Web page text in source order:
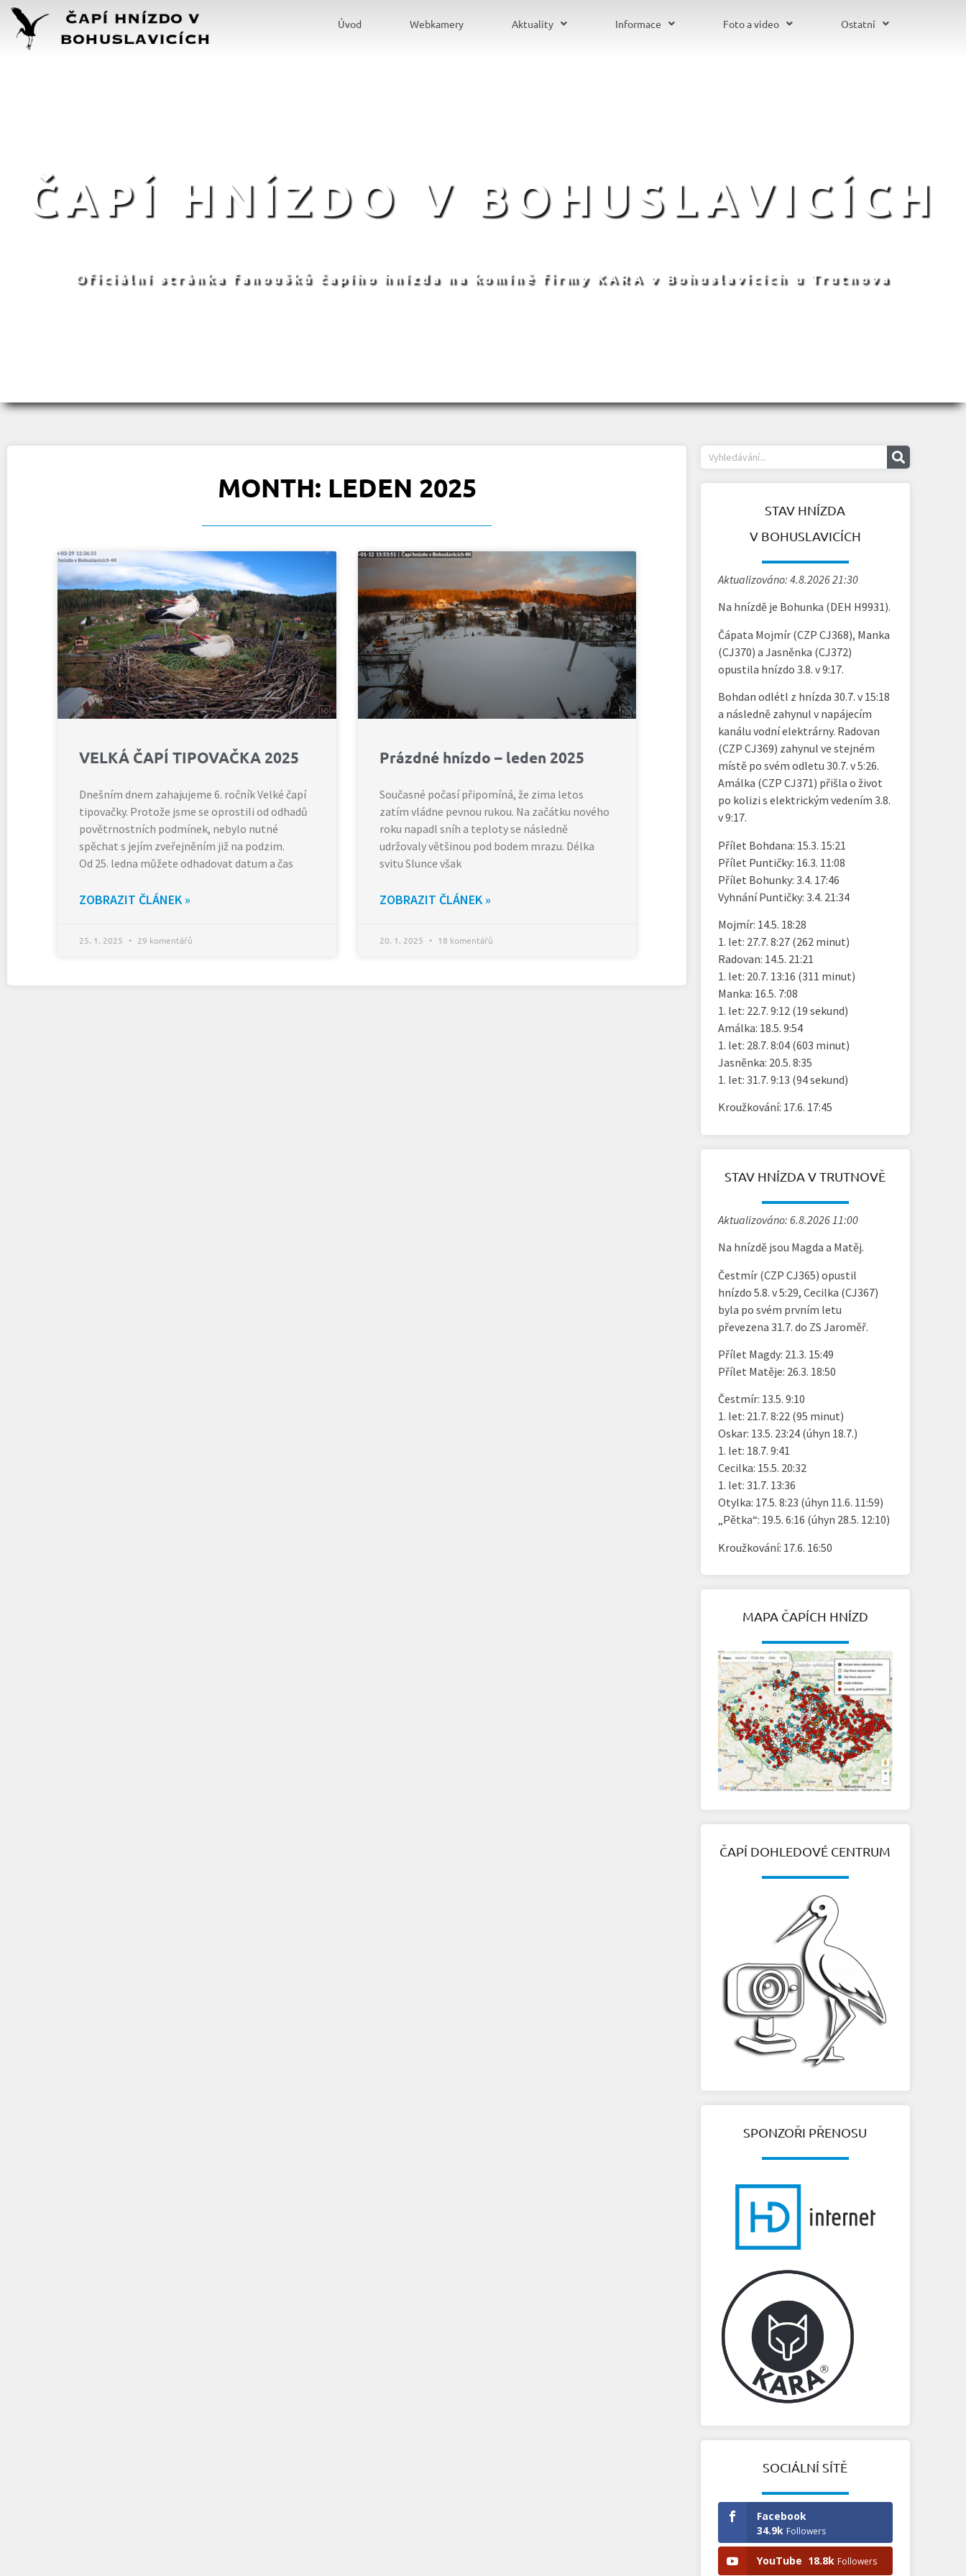
Úvod Webkamery Aktuality Informace Foto a video Ostatní
ČAPÍ HNÍZDO V BOHUSLAVICÍCH
Oficiální stránka fanoušků čapího hnízda na komíně firmy KARA v Bohuslavicích u Trutnova
MONTH: LEDEN 2025
VELKÁ ČAPÍ TIPOVAČKA 2025
Dnešním dnem zahajujeme 6. ročník Velké čapí
tipovačky. Protože jsme se oprostili od odhadů
povětrnostních podmínek, nebylo nutné
spěchat s jejím zveřejněním již na podzim.
Od 25. ledna můžete odhadovat datum a čas
ZOBRAZIT ČLÁNEK »
25. 1. 2025 29 komentářů
Prázdné hnízdo – leden 2025
Současné počasí připomíná, že zima letos
zatím vládne pevnou rukou. Na začátku nového
roku napadl sníh a teploty se následně
udržovaly většinou pod bodem mrazu. Délka
svitu Slunce však
ZOBRAZIT ČLÁNEK »
20. 1. 2025 18 komentářů
STAV HNÍZDA
V BOHUSLAVICÍCH
Aktualizováno: 4.8.2026 21:30
Na hnízdě je Bohunka (DEH H9931).
Čápata Mojmír (CZP CJ368), Manka
(CJ370) a Jasněnka (CJ372)
opustila hnízdo 3.8. v 9:17.
Bohdan odlétl z hnízda 30.7. v 15:18
a následně zahynul v napájecím
kanálu vodní elektrárny. Radovan
(CZP CJ369) zahynul ve stejném
místě po svém odletu 30.7. v 5:26.
Amálka (CZP CJ371) přišla o život
po kolizi s elektrickým vedením 3.8.
v 9:17.
Přílet Bohdana: 15.3. 15:21
Přílet Puntičky: 16.3. 11:08
Přílet Bohunky: 3.4. 17:46
Vyhnání Puntičky: 3.4. 21:34
Mojmír: 14.5. 18:28
1. let: 27.7. 8:27 (262 minut)
Radovan: 14.5. 21:21
1. let: 20.7. 13:16 (311 minut)
Manka: 16.5. 7:08
1. let: 22.7. 9:12 (19 sekund)
Amálka: 18.5. 9:54
1. let: 28.7. 8:04 (603 minut)
Jasněnka: 20.5. 8:35
1. let: 31.7. 9:13 (94 sekund)
Kroužkování: 17.6. 17:45
STAV HNÍZDA V TRUTNOVĚ
Aktualizováno: 6.8.2026 11:00
Na hnízdě jsou Magda a Matěj.
Čestmír (CZP CJ365) opustil
hnízdo 5.8. v 5:29, Cecilka (CJ367)
byla po svém prvním letu
převezena 31.7. do ZS Jaroměř.
Přílet Magdy: 21.3. 15:49
Přílet Matěje: 26.3. 18:50
Čestmír: 13.5. 9:10
1. let: 21.7. 8:22 (95 minut)
Oskar: 13.5. 23:24 (úhyn 18.7.)
1. let: 18.7. 9:41
Cecilka: 15.5. 20:32
1. let: 31.7. 13:36
Otylka: 17.5. 8:23 (úhyn 11.6. 11:59)
„Pětka“: 19.5. 6:16 (úhyn 28.5. 12:10)
Kroužkování: 17.6. 16:50
MAPA ČAPÍCH HNÍZD
ČAPÍ DOHLEDOVÉ CENTRUM
SPONZOŘI PŘENOSU
SOCIÁLNÍ SÍTĚ
Facebook
34.9k Followers
YouTube 18.8k Followers